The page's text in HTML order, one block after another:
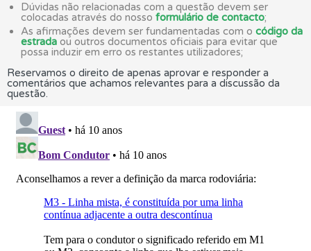
Dúvidas não relacionadas com a questão devem ser
colocadas através do nosso formulário de contacto;
As afirmações devem ser fundamentadas com o código da
estrada ou outros documentos oficiais para evitar que
possa induzir em erro os restantes utilizadores;
Reservamos o direito de apenas aprovar e responder a
comentários que achamos relevantes para a discussão da
questão.